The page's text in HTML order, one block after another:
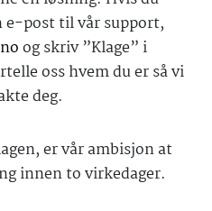
e-post til vår support,
og skriv ”Klage” i
oss hvem du er så vi
deg.
er vår ambisjon at
innen to virkedager.